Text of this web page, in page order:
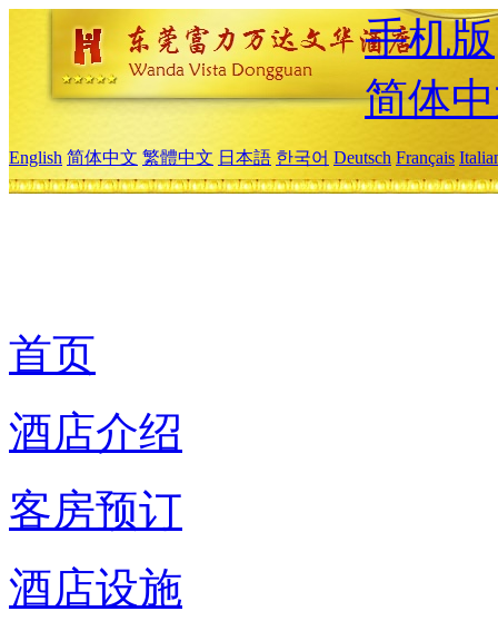
手机版
简体
English 简体中文 繁體中文 日本語 한국어 Deutsch Français
首页
酒店介绍
客房预订
酒店设施